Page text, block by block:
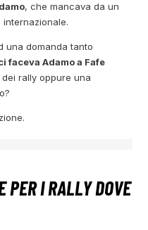
, che mancava da un
internazionale.
una domanda tanto
faceva Adamo a Fafe
dei rally oppure una